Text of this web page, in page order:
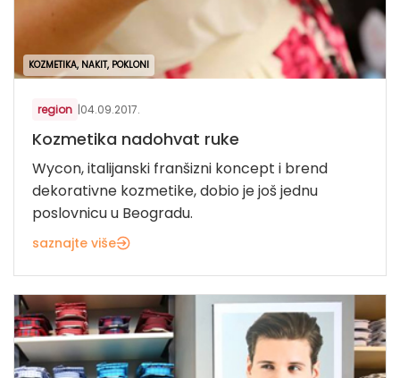
KOZMETIKA, NAKIT, POKLONI
region |04.09.2017.
Kozmetika nadohvat ruke
Wycon, italijanski franšizni koncept i brend
dekorativne kozmetike, dobio je još jednu
poslovnicu u Beogradu.
saznajte više